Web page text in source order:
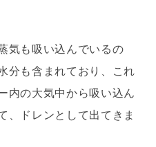
気も吸い込んでいるの
分も含まれており、これ
内の大気中から吸い込ん
、ドレンとして出てきま